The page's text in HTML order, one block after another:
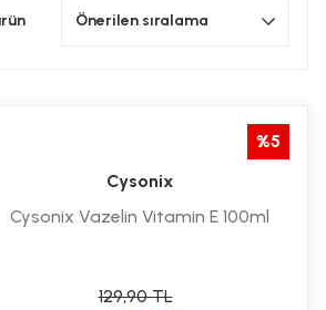
%5
Cysonix
Cysonix Vazelin Vitamin E 100ml
129,90 TL